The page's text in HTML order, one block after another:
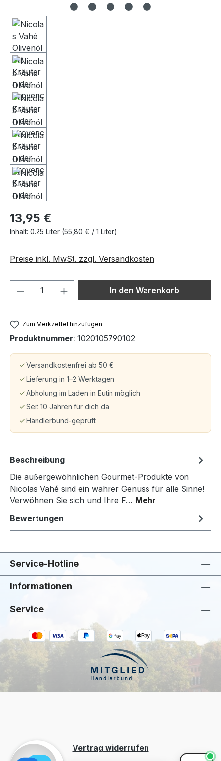
13,95 €
Inhalt: 0.25 Liter (55,80 € / 1 Liter)
Preise inkl. MwSt. zzgl. Versandkosten
Produkt Anzahl: Gib denIn den Warenkorb
Zum Merkzettel hinzufügen
Produktnummer: 1020105790102
Versandkostenfrei ab 50 €
Lieferung in 1–2 Werktagen
Abholung im Laden in Eutin möglich
Seit 10 Jahren für dich da
Händlerbund-geprüft
Beschreibung
Die außergewöhnlichen Gourmet-Produkte von
Nicolas Vahé sind ein wahrer Genuss für alle Sinne!
Verwöhnen Sie sich und Ihre F… Mehr
Bewertungen
Service-Hotline
Informationen
Service
Vertrag widerrufen